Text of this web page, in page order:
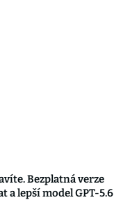
Bezplatná verze
a lepší model GPT-5.6